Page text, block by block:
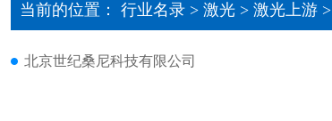
当前的位置： 行业名录 > 激光 > 激光上游 >
北京世纪桑尼科技有限公司